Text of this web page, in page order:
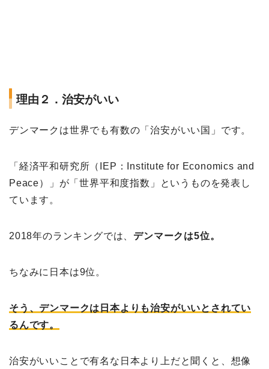
理由２．治安がいい
デンマークは世界でも有数の「治安がいい国」です。
「経済平和研究所（IEP：Institute for Economics and
Peace）」が「世界平和度指数」というものを発表し
ています。
2018年のランキングでは、 デンマークは5位。
ちなみに日本は9位。
そう、デンマークは日本よりも治安がいいとされてい
るんです。
治安がいいことで有名な日本より上だと聞くと、想像